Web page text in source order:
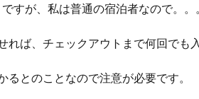
すが、私は普通の宿泊者なので。。
れば、チェックアウトまで何回でも
るとのことなので注意が必要です。